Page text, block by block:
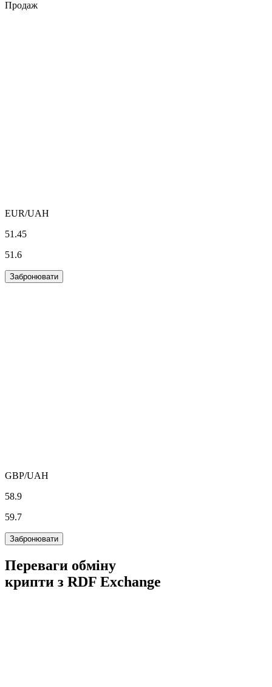
Продаж
EUR/UAH
51.45
51.6
Забронювати
GBP/UAH
58.9
59.7
Забронювати
Переваги обміну
крипти з RDF Exchange